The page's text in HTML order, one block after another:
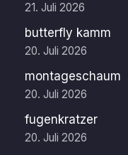
21. Juli 2026
butterfly kamm
20. Juli 2026
montageschaum
20. Juli 2026
fugenkratzer
20. Juli 2026